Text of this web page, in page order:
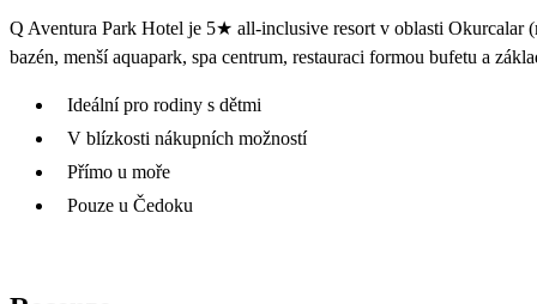
Q Aventura Park Hotel je 5★ all-inclusive resort v oblasti Okurcalar
bazén, menší aquapark, spa centrum, restauraci formou bufetu a
Ideální pro rodiny s dětmi
V blízkosti nákupních možností
Přímo u moře
Pouze u Čedoku